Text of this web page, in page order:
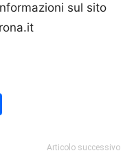
sul sito
Articolo successivo